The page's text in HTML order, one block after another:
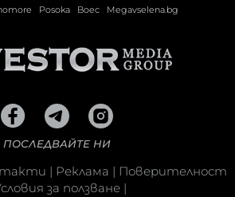
Posoka Boec Megavselena.bg
ПОСЛЕДВАЙТЕ НИ
| Реклама | Поверителност
за ползване|